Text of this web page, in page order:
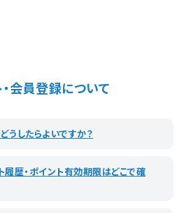
会員登録について
うしたらよいですか？
履歴・ポイント有効期限はどこで確